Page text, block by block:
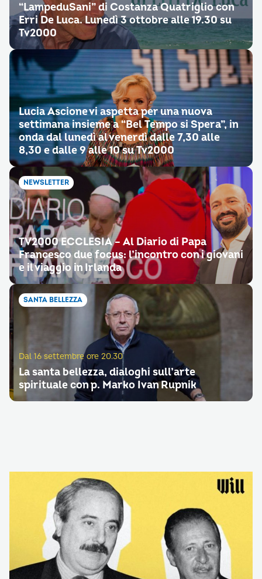
“LampeduSani” di Costanza Quatriglio con
Erri De Luca. Lunedì 3 ottobre alle 19.30 su
Tv2000
Lucia Ascione vi aspetta per una nuova
settimana insieme a “Bel Tempo si Spera”, in
onda dal lunedì al venerdì dalle 7,30 alle
8,30 e dalle 9 alle 10 su Tv2000
NEWSLETTER
TV2000 ECCLESIA – Al Diario di Papa
Francesco due focus: l’incontro con i giovani
e il viaggio in Irlanda
SANTA BELLEZZA
Dal 16 settembre ore 20.30
La santa bellezza, dialoghi sull’arte
spirituale con p. Marko Ivan Rupnik